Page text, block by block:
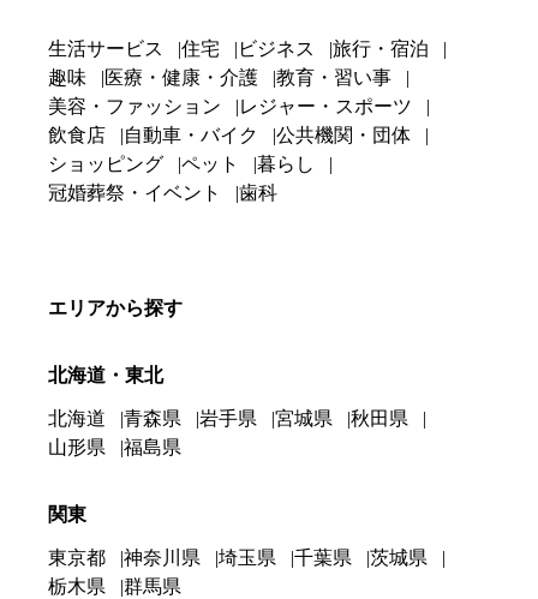
生活サービス 住宅 ビジネス
旅行・宿泊
趣味
医療・健康・介護
教育・習い事
美容・ファッション
レジャー・スポーツ
飲食店
自動車・バイク
公共機関・団体
ショッピング
ペット
暮らし
冠婚葬祭・イベント
歯科
エリアから探す
北海道・東北
北海道 青森県 岩手県 宮城県
秋田県
山形県
福島県
関東
東京都 神奈川県 埼玉県 千葉県
茨城県
栃木県
群馬県